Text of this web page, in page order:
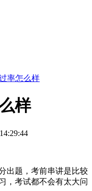
率怎么样
样
出题，考前串讲是比较
，考试都不会有太大问